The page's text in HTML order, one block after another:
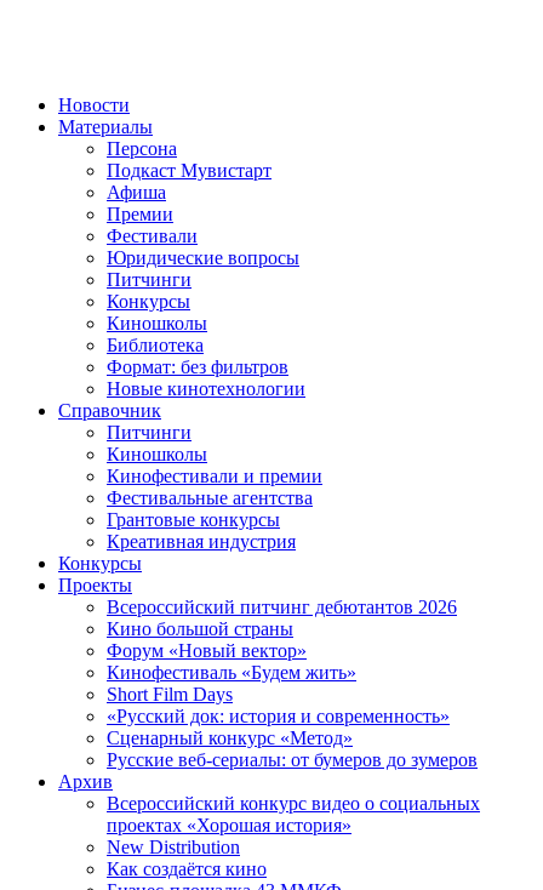
Новости
Материалы
Персона
Подкаст Мувистарт
Афиша
Премии
Фестивали
Юридические вопросы
Питчинги
Конкурсы
Киношколы
Библиотека
Формат: без фильтров
Новые кинотехнологии
Справочник
Питчинги
Киношколы
Кинофестивали и премии
Фестивальные агентства
Грантовые конкурсы
Креативная индустрия
Конкурсы
Проекты
Всероссийский питчинг дебютантов 2026
Кино большой страны
Форум «Новый вектор»
Кинофестиваль «Будем жить»
Short Film Days
«Русский док: история и современность»
Сценарный конкурс «Метод»
Русские веб-сериалы: от бумеров до зумеров
Архив
Всероссийский конкурс видео о социальных
проектах «Хорошая история»
New Distribution
Как создаётся кино